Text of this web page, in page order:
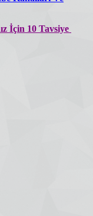
İçin 10 Tavsiye